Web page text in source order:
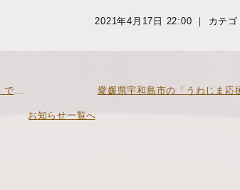
2021年4月17日 22:00 ｜ カテゴ
« 鯛塩そば冷凍麺が日本テレビ「ニノさん」で紹介されました
お知らせ一覧へ